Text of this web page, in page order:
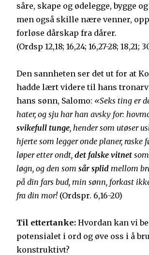
såre, skape og ødelegge, bygge
men også skille nære venner,
forløse dårskap fra dårer.
(Ordsp 12,18; 16,24; 16,27-28; 18,21;
Den sannheten ser det ut for at
hadde lært videre til hans
hans sønn, Salomo: «Seks ting er
hater, og sju har han avsky for:
svikefull tunge, hender som utøser
hjerte som legger onde planer, raske
løper etter ondt,det falske vitnet
løgn, og den somsår splid mellom
på din fars bud, min sønn, forkast
fra din mor!(Ordspr. 6,16-20)
Til ettertanke:Hvordan kan vi
potensialet i ord og øve oss i å
konstruktivt?